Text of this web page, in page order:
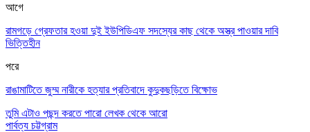
আগে
রামগড়ে গ্রেফতার হওয়া দুই ইউপিডিএফ সদস্যের কাছ থেকে অস্ত্র পাওয়ার দাবি
ভিত্তিহীন
পরে
রাঙামাটিতে জুম্ম নারীকে হত্যার প্রতিবাদে কুদুকছড়িতে বিক্ষোভ
তুমি এটাও পছন্দ করতে পারো লেখক থেকে আরো
পার্বত্য চট্টগ্রাম